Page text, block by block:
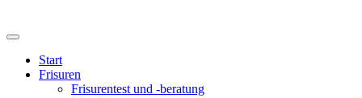
Start
Frisuren
Frisurentest und -beratung